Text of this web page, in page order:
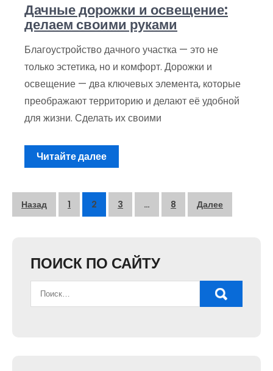
Дачные дорожки и освещение:
делаем своими руками
Благоустройство дачного участка — это не
только эстетика, но и комфорт. Дорожки и
освещение — два ключевых элемента, которые
преображают территорию и делают её удобной
для жизни. Сделать их своими
Читайте далее
Пагинация
Назад 1 2 3 … 8 Далее
ПОИСК ПО САЙТУ